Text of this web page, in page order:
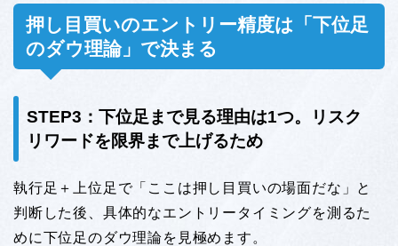
押し目買いのエントリー精度は「下位足
のダウ理論」で決まる
STEP3：下位足まで見る理由は1つ。リスク
リワードを限界まで上げるため
執行足＋上位足で「ここは押し目買いの場面だな」と
判断した後、具体的なエントリータイミングを測るた
めに下位足のダウ理論を見極めます。